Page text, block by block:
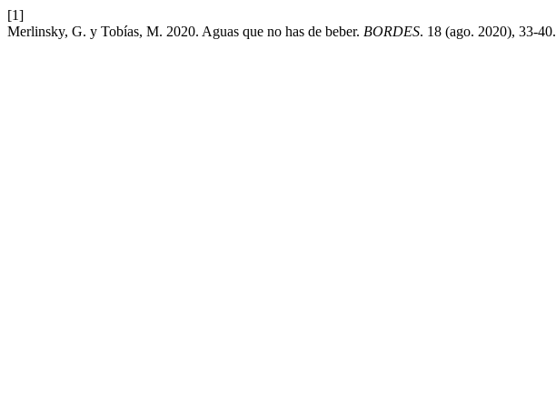
[1]
Merlinsky, G. y Tobías, M. 2020. Aguas que no has de beber. BORDES. 18 (ago. 2020), 33-40.